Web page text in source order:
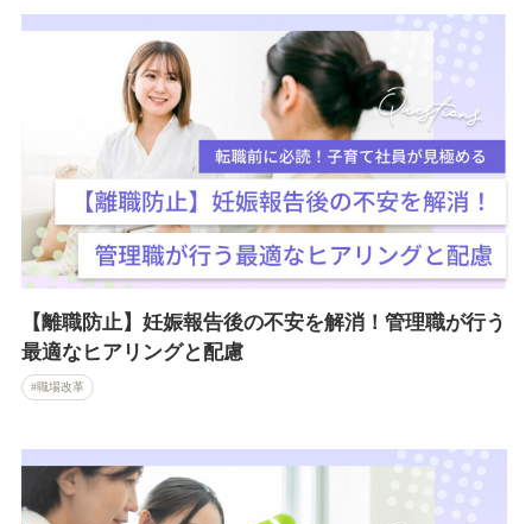
【離職防止】妊娠報告後の不安を解消！管理職が行う
最適なヒアリングと配慮
職場改革